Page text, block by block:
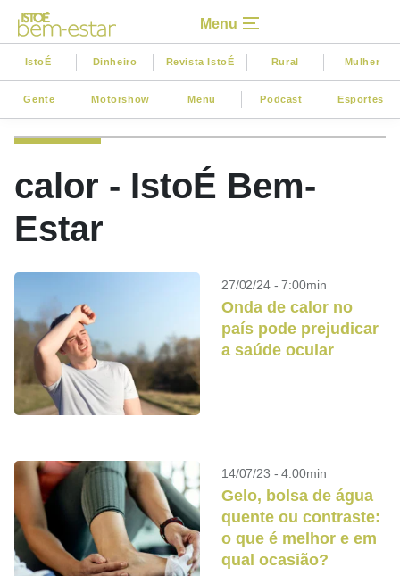
Menu
IstoÉ Dinheiro Revista IstoÉ Rural Mulher
Gente Motorshow Menu Podcast Esportes
calor - IstoÉ Bem-
Estar
27/02/24 - 7:00min
Onda de calor no
país pode prejudicar
a saúde ocular
14/07/23 - 4:00min
Gelo, bolsa de água
quente ou contraste:
o que é melhor e em
qual ocasião?